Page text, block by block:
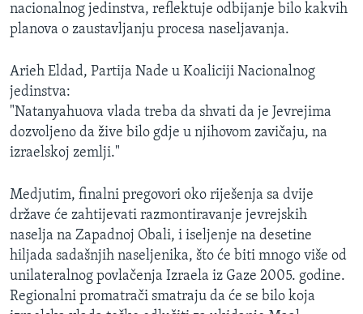
nacionalnog jedinstva, reflektuje odbijanje bilo kakvih
planova o zaustavljanju procesa naseljavanja.
Arieh Eldad, Partija Nade u Koaliciji Nacionalnog
jedinstva:
"Natanyahuova vlada treba da shvati da je Jevrejima
dozvoljeno da žive bilo gdje u njihovom zavičaju, na
izraelskoj zemlji."
Medjutim, finalni pregovori oko riješenja sa dvije
države će zahtijevati razmontiravanje jevrejskih
naselja na Zapadnoj Obali, i iseljenje na desetine
hiljada sadašnjih naseljenika, što će biti mnogo više od
unilateralnog povlačenja Izraela iz Gaze 2005. godine.
Regionalni promatrači smatraju da će se bilo koja